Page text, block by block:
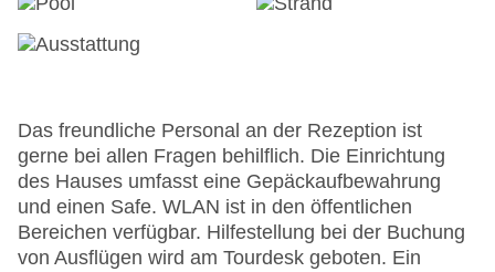
Das freundliche Personal an der Rezeption ist
gerne bei allen Fragen behilflich. Die Einrichtung
des Hauses umfasst eine Gepäckaufbewahrung
und einen Safe. WLAN ist in den öffentlichen
Bereichen verfügbar. Hilfestellung bei der Buchung
von Ausflügen wird am Tourdesk geboten. Ein